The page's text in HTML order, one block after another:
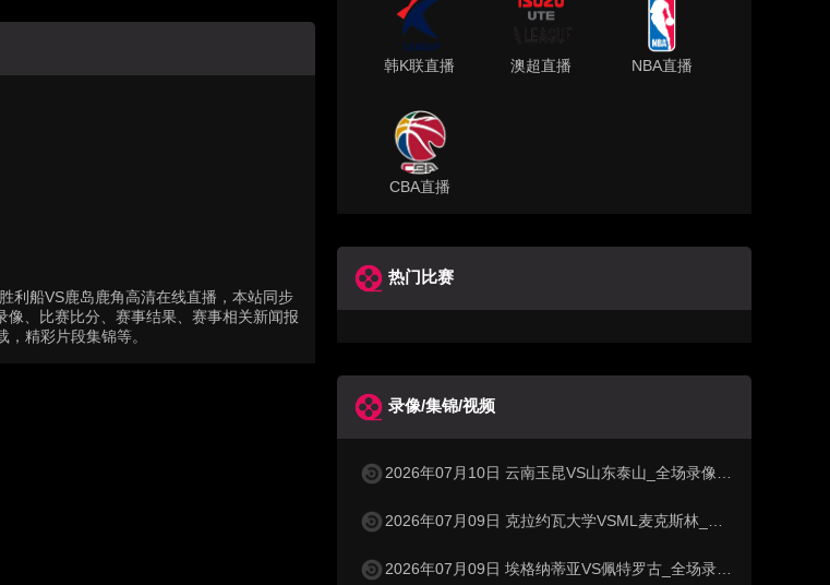
利船VS鹿岛鹿角高清在线直播，本站同步
、比赛比分、赛事结果、赛事相关新闻报
精彩片段集锦等。
韩K联直播 澳超直播 NBA直播
CBA直播
热门比赛
录像/集锦/视频
2026年07月10日 云南玉昆VS山东泰山_全场录像【高清回放】
2026年07月09日 克拉约瓦大学VSML麦克斯林_全场录像【高清回放】
2026年07月09日 埃格纳蒂亚VS佩特罗古_全场录像【高清回放】